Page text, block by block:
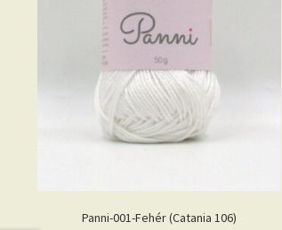
Panni-001-Fehér (Catania 106)